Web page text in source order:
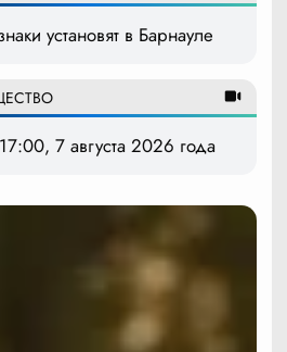
установят в Барнауле
7 августа 2026 года